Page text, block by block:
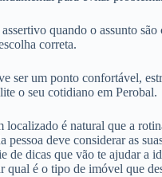
quando o assunto são
correta.
ser um ponto confortável,
o seu cotidiano em Perobal.
localizado é natural que a
pessoa deve considerar as
de dicas que vão te ajudar a
qual é o tipo de imóvel que